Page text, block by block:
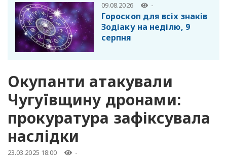
09.08.2026 -
Гороскоп для всіх знаків
Зодіаку на неділю, 9
серпня
Окупанти атакували
Чугуївщину дронами:
прокуратура зафіксувала
наслідки
23.03.2025 18:00 -